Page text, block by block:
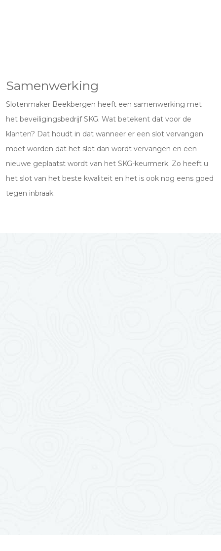
Samenwerking
Slotenmaker Beekbergen heeft een samenwerking met
het beveiligingsbedrijf SKG. Wat betekent dat voor de
klanten? Dat houdt in dat wanneer er een slot vervangen
moet worden dat het slot dan wordt vervangen en een
nieuwe geplaatst wordt van het SKG-keurmerk. Zo heeft u
het slot van het beste kwaliteit en het is ook nog eens goed
tegen inbraak.